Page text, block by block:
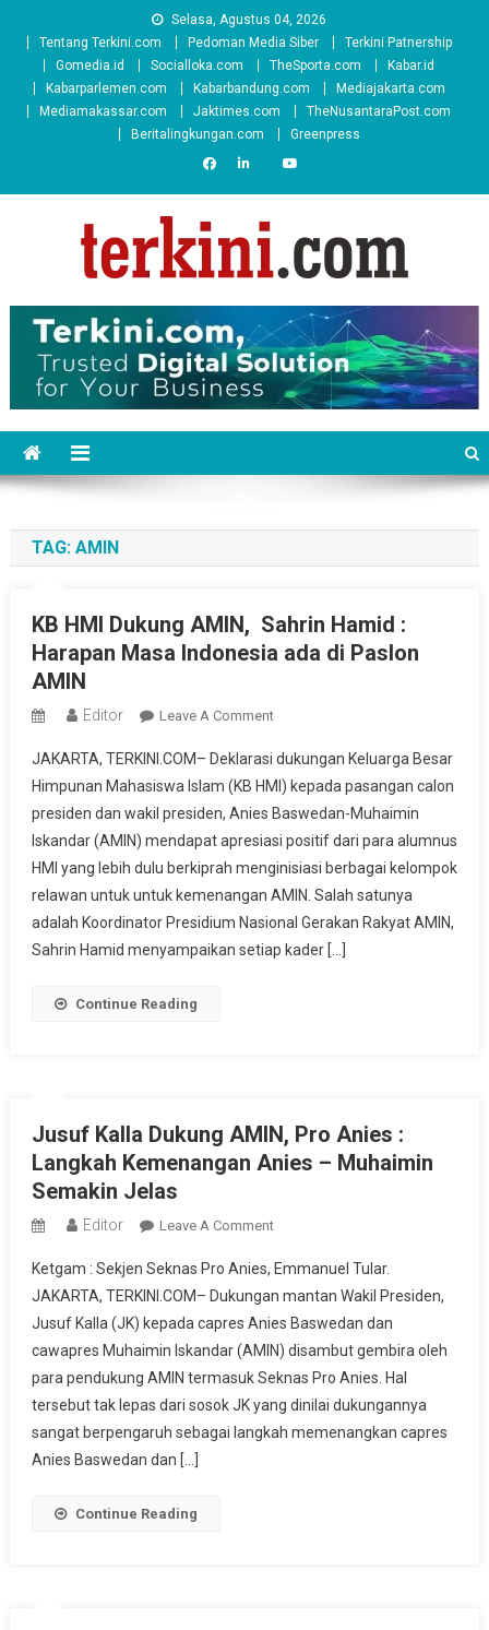
Selasa, Agustus 04, 2026
Tentang Terkini.com
Pedoman Media Siber
Terkini Patnership
Gomedia.id
Socialloka.com TheSporta.com
Kabar.id
Kabarparlemen.com
Kabarbandung.com
Mediajakarta.com
Mediamakassar.com
Jaktimes.com
TheNusantaraPost.com
Beritalingkungan.com
Greenpress
TAG: AMIN
KB HMI Dukung AMIN, Sahrin Hamid :
Harapan Masa Indonesia ada di Paslon
AMIN
Editor Leave A CommentOn
HMI
Dukung
AMIN,
Sahrin
Hamid
:
Harapan
Masa
JAKARTA, TERKINI.COM– Deklarasi dukungan Keluarga Besar
Himpunan Mahasiswa Islam (KB HMI) kepada pasangan calon
presiden dan wakil presiden, Anies Baswedan-Muhaimin
Iskandar (AMIN) mendapat apresiasi positif dari para alumnus
HMI yang lebih dulu berkiprah menginisiasi berbagai kelompok
relawan untuk untuk kemenangan AMIN. Salah satunya
adalah Koordinator Presidium Nasional Gerakan Rakyat AMIN,
Sahrin Hamid menyampaikan setiap kader […]
Continue Reading
Jusuf Kalla Dukung AMIN, Pro Anies :
Langkah Kemenangan Anies – Muhaimin
Semakin Jelas
Editor Leave A CommentOn
Kalla
Dukung
AMIN,
Pro
Anies
:
Langkah
Ketgam : Sekjen Seknas Pro Anies, Emmanuel Tular.
JAKARTA, TERKINI.COM– Dukungan mantan Wakil Presiden,
Jusuf Kalla (JK) kepada capres Anies Baswedan dan
cawapres Muhaimin Iskandar (AMIN) disambut gembira oleh
para pendukung AMIN termasuk Seknas Pro Anies. Hal
tersebut tak lepas dari sosok JK yang dinilai dukungannya
sangat berpengaruh sebagai langkah memenangkan capres
Anies Baswedan dan […]
Continue Reading